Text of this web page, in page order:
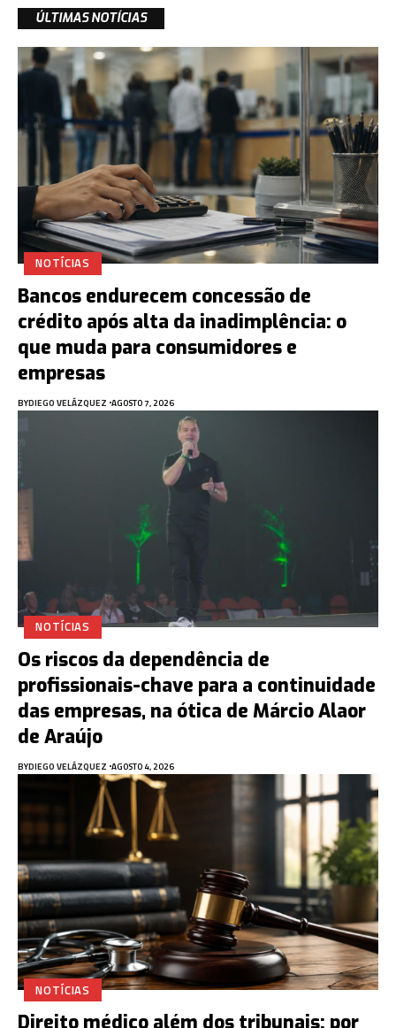
ÚLTIMAS NOTÍCIAS
NOTÍCIAS
Bancos endurecem concessão de
crédito após alta da inadimplência: o
que muda para consumidores e
empresas
BYDIEGO VELÁZQUEZ AGOSTO 7, 2026
NOTÍCIAS
Os riscos da dependência de
profissionais-chave para a continuidade
das empresas, na ótica de Márcio Alaor
de Araújo
BYDIEGO VELÁZQUEZ AGOSTO 4, 2026
NOTÍCIAS
Direito médico além dos tribunais: por